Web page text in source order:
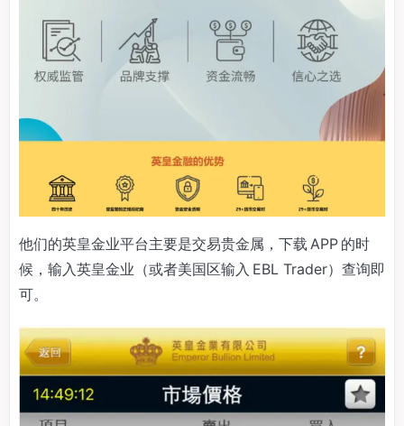
他们的英皇金业平台主要是交易贵金属，下载 APP 的时
候，输入英皇金业（或者美国区输入 EBL Trader）查询即
可。